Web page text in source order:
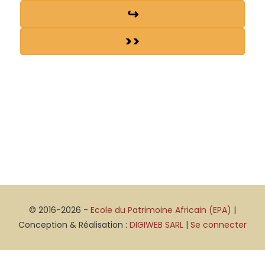
↪
>>
© 2016-2026 - Ecole du Patrimoine Africain (EPA) |
Conception & Réalisation : DIGIWEB SARL | Se connecter